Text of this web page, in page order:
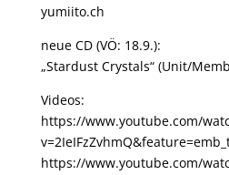
yumiito.ch
neue CD (VÖ: 18.9.):
„Stardust Crystals“ (Unit/
Videos:
https://www.youtube.com/
https://www.youtube.com/